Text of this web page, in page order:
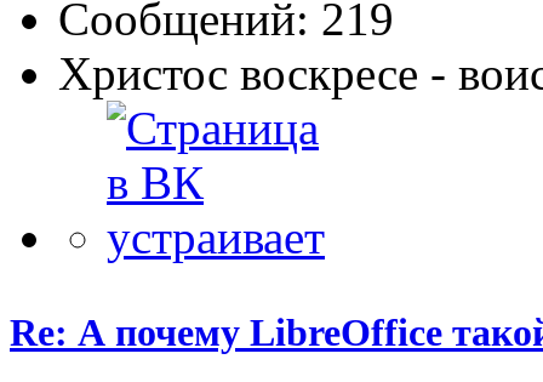
Сообщений: 219
Христос воскресе -
Re: А почему LibreOffice